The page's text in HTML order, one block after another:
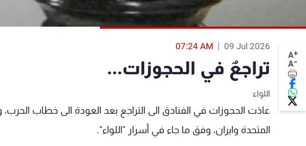
A+
A-
09 Jul 2026
07:24 AM
تراجعٌ في الحجوزات...
اللواء
عادَت الحجوزات في الفنادق الى التراجع بعد العودة الى خطاب الحرب،
المتحدة وايران، وفق ما جاء في أسرار "اللواء".